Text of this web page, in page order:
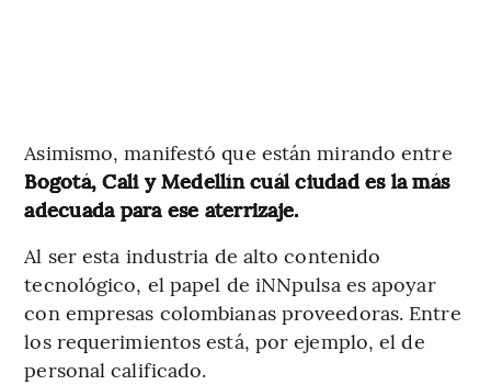
Asimismo, manifestó que están mirando entre
Bogotá, Cali y Medellín cuál ciudad es la más
adecuada para ese aterrizaje.
Al ser esta industria de alto contenido
tecnológico, el papel de iNNpulsa es apoyar
con empresas colombianas proveedoras. Entre
los requerimientos está, por ejemplo, el de
personal calificado.